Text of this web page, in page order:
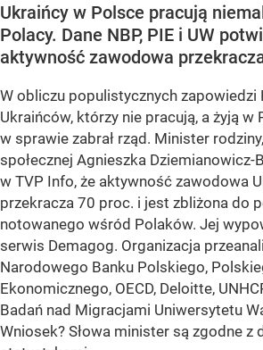
Ukraińcy w Polsce pracują
Polacy. Dane NBP, PIE i UW
aktywność zawodowa
W obliczu populistycznych zapowiedzi
Ukraińców, którzy nie pracują, a żyją w
w sprawie zabrał rząd. Minister
społecznej Agnieszka Dziemianowicz-
w TVP Info, że aktywność zawodowa
przekracza 70 proc. i jest zbliżona do
notowanego wśród Polaków. Jej
serwis Demagog. Organizacja
Narodowego Banku Polskiego,
Ekonomicznego, OECD, Deloitte,
Badań nad Migracjami Uniwersytetu
Wniosek? Słowa minister są zgodne z